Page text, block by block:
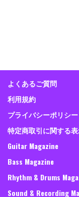
よくあるご質問
利用規約
プライバシーポリシー
特定商取引に関する
Guitar Magazine
Bass Magazine
Rhythm & Drums
Sound & Recording